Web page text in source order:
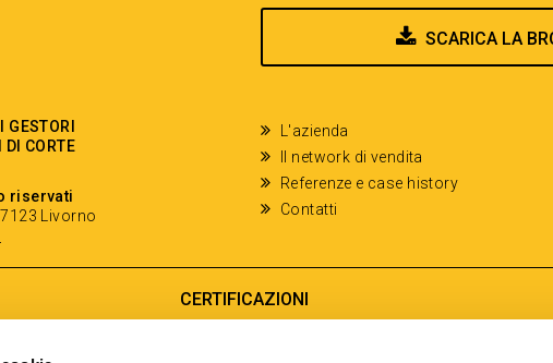
SCARICA LA
DI CORTE
riservati
Livorno
L'azienda
Il network di vendita
Referenze e case history
Contatti
CERTIFICAZIONI